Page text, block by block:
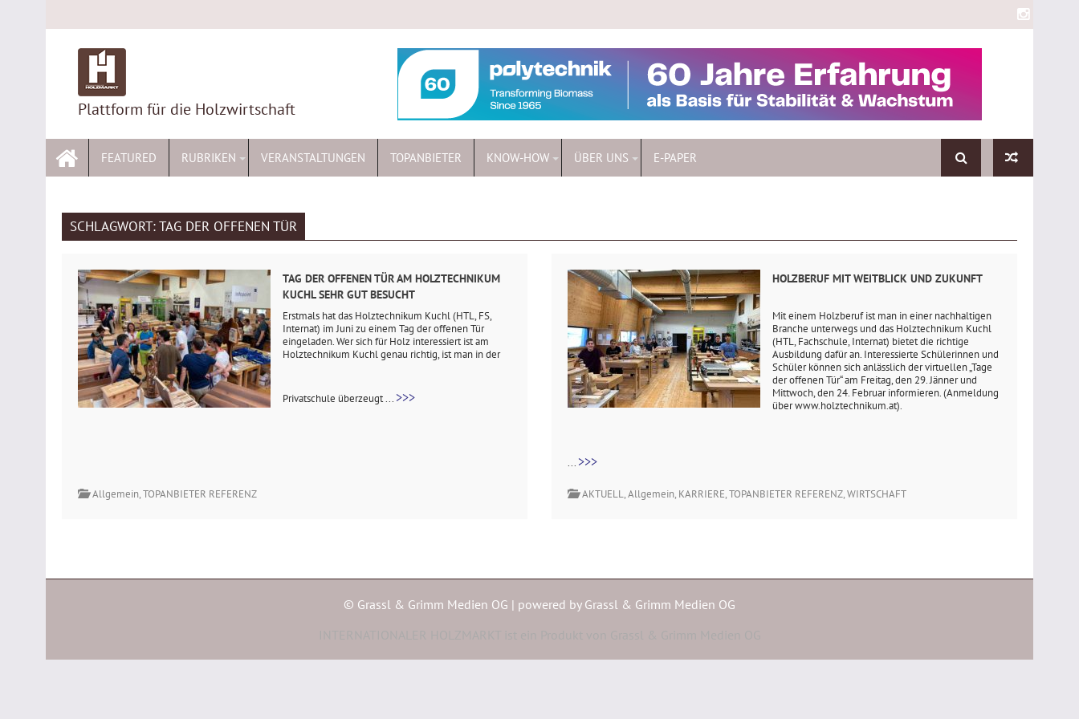
to
Plattform für die Holzwirtschaft
FEATURED RUBRIKEN VERANSTALTUNGEN TOPANBIETER KNOW-HOW ÜBER UNS E-PAPER
SCHLAGWORT:TAG DER OFFENEN TÜR
TAG DER OFFENEN TÜR AM HOLZTECHNIKUM
KUCHL SEHR GUT BESUCHT
Erstmals hat das Holztechnikum Kuchl (HTL, FS,
Internat) im Juni zu einem Tag der offenen Tür
eingeladen. Wer sich für Holz interessiert ist am
Holztechnikum Kuchl genau richtig, ist man in der
Privatschule überzeugt ... >>>
Allgemein,TOPANBIETER REFERENZ
HOLZBERUF MIT WEITBLICK UND ZUKUNFT
Mit einem Holzberuf ist man in einer nachhaltigen
Branche unterwegs und das Holztechnikum Kuchl
(HTL, Fachschule, Internat) bietet die richtige
Ausbildung dafür an. Interessierte Schülerinnen und
Schüler können sich anlässlich der virtuellen „Tage
der offenen Tür“ am Freitag, den 29. Jänner und
Mittwoch, den 24. Februar informieren. (Anmeldung
über www.holztechnikum.at).
... >>>
AKTUELL,Allgemein, KARRIERE,TOPANBIETER REFERENZ,WIRTSCHAFT
© Grassl & Grimm Medien OG | powered by Grassl & Grimm Medien OG